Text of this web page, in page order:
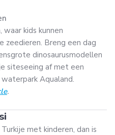
kids kunnen
zeedieren. Breng een dag
dinosaurusmodellen
siteseeing af met een
Aqualand.
.
met kinderen, dan is